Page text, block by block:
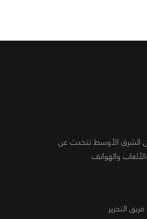
الشرق الأوسط تتحدث عن
والهواتف
فريق التحرير